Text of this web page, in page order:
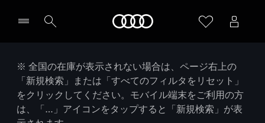
※ 全国の在庫が表示されない場合は、ページ右上の
「新規検索」または「すべてのフィルタをリセット」
をクリックしてください。モバイル端末をご利用の方
は、「…」アイコンをタップすると「新規検索」が表